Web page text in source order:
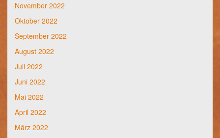
November 2022
Oktober 2022
September 2022
August 2022
Juli 2022
Juni 2022
Mai 2022
April 2022
März 2022